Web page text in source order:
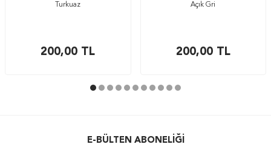
Turkuaz
200,00 TL
Açık Gri
200,00TL
E-BÜLTEN ABONELIĞI